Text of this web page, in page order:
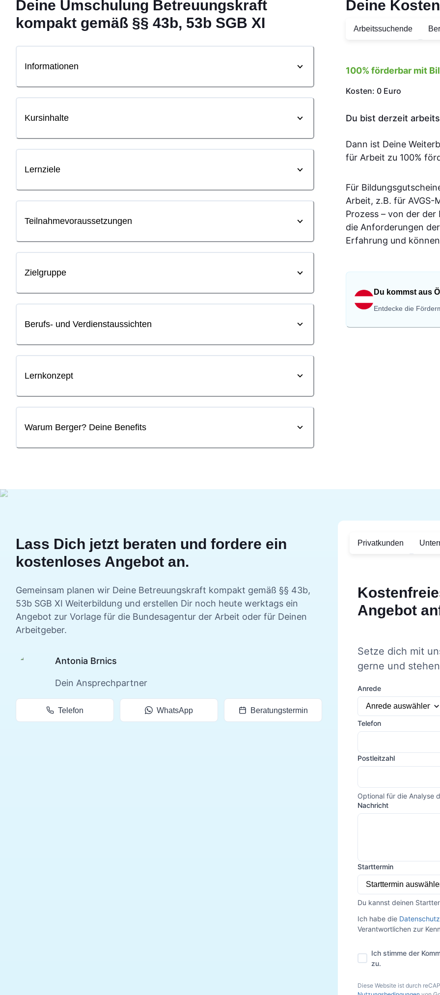
Deine Umschulung Betreuungskraft
kompakt gemäß §§ 43b, 53b SGB XI
Informationen
Kursinhalte
Lernziele
Teilnahmevoraussetzungen
Zielgruppe
Berufs- und Verdienstaussichten
Lernkonzept
Warum Berger? Deine Benefits
Deine
Arbeitssuchende
100% förderbar mit
Kosten: 0 Euro
Du bist derzeit
Dann ist Deine
für Arbeit zu 100%
Für
Arbeit, z.B. für
Prozess – von der
die Anforderungen
Erfahrung und
Du kommst aus
Entdecke die
Lass Dich jetzt beraten und fordere ein
kostenloses Angebot an.
Gemeinsam planen wir Deine Betreuungskraft kompakt gemäß §§ 43b,
53b SGB XI Weiterbildung und erstellen Dir noch heute werktags ein
Angebot zur Vorlage für die Bundesagentur der Arbeit oder für Deinen
Arbeitgeber.
Antonia Brnics
Dein Ansprechpartner
Telefon WhatsApp Beratungstermin
Privatkunden
Angebot
Setze dich mit
gerne und
Anrede
Telefon
Postleitzahl
Optional für die Analyse
Nachricht
Starttermin
Du kannst deinen
Ich habe die
Verantwortlichen zur
Ich stimme der
zu.
Diese Website ist durch